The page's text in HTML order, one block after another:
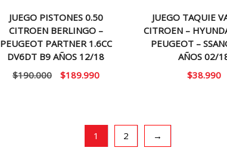
JUEGO PISTONES 0.50
CITROEN BERLINGO –
PEUGEOT PARTNER 1.6CC
DV6DT B9 AÑOS 12/18
$190.000
El
$190.000.
$189.990El
$189.990.
JUEGO TAQUIE
CITROEN –
PEUGEOT –
AÑOS 02/
$38.990
1 2 →